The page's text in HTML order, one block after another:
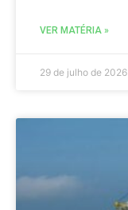
VER MATÉRIA »
29 de julho de 2026